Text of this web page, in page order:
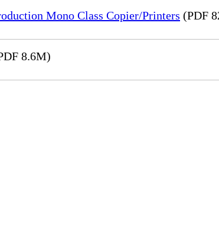
Mono Class Copier/Printers (PDF
8.6M)